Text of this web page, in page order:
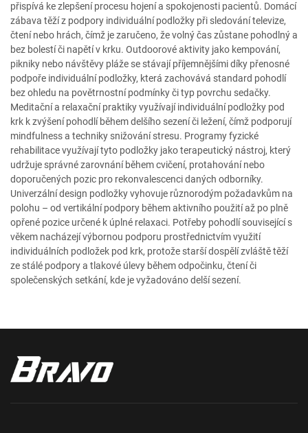
přispívá ke zlepšení procesu hojení a spokojenosti pacientů. Domácí
zábava těží z podpory individuální podložky při sledování televize,
čtení nebo hrách, čímž je zaručeno, že volný čas zůstane pohodlný a
bez bolestí či napětí v krku. Outdoorové aktivity jako kempování,
pikniky nebo návštěvy pláže se stávají příjemnějšími díky přenosné
podpoře individuální podložky, která zachovává standard pohodlí
bez ohledu na povětrnostní podmínky či typ povrchu sedačky.
Meditační a relaxační praktiky využívají individuální podložky pod
krk k zvýšení pohodlí během delšího sezení či ležení, čímž podporují
mindfulness a techniky snižování stresu. Programy fyzické
rehabilitace využívají tyto podložky jako terapeutický nástroj, který
udržuje správné zarovnání během cvičení, protahování nebo
doporučených pozic pro rekonvalescenci daných odborníky.
Univerzální design podložky vyhovuje různorodým požadavkům na
polohu – od vertikální podpory během aktivního použití až po plně
opřené pozice určené k úplné relaxaci. Potřeby pohodlí související s
věkem nacházejí výbornou podporu prostřednictvím využití
individuálních podložek pod krk, protože starší dospělí zvláště těží
ze stálé podpory a tlakové úlevy během odpočinku, čtení či
společenských setkání, kde je vyžadováno delší sezení.